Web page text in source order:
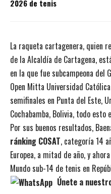
2026 de tenis
La raqueta cartagenera, quien
de la Alcaldía de Cartagena,
en la que fue subcampeona del
Open Mitta Universidad
semifinales en Punta del Este,
Cochabamba, Bolivia, todo esto
Por sus buenos resultados,
ránking COSAT, categoría 14
Europea, a mitad de año, y
Mundo sub-14 de tenis en
Únete a